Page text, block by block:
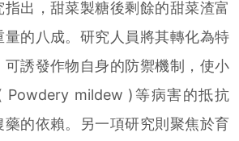
出，甜菜製糖後剩餘的甜菜渣富
的八成。研究人員將其轉化為特
可誘發作物自身的防禦機制，使小
Powdery mildew )等病害的抵抗
藥的依賴。另一項研究則聚焦於育